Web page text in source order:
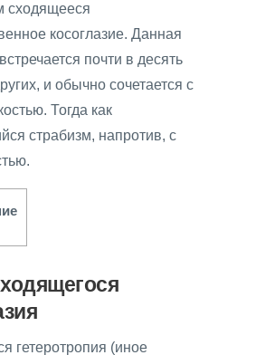
сходящееся
косоглазие. Данная
почти в десять
и обычно сочетается с
Тогда как
страбизм, напротив, с
гетеротропия (иное